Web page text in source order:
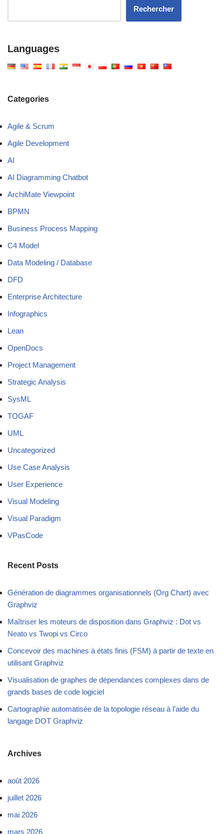
Rechercher
Languages
Categories
Agile & Scrum
Agile Development
AI
AI Diagramming Chatbot
ArchiMate Viewpoint
BPMN
Business Process Mapping
C4 Model
Data Modeling / Database
DFD
Enterprise Architecture
Infographics
Lean
OpenDocs
Project Management
Strategic Analysis
SysML
TOGAF
UML
Uncategorized
Use Case Analysis
User Experience
Visual Modeling
Visual Paradigm
VPasCode
Recent Posts
Génération de diagrammes organisationnels (Org Chart) avec
Graphviz
Maîtriser les moteurs de disposition dans Graphviz : Dot vs
Neato vs Twopi vs Circo
Concevoir des machines à états finis (FSM) à partir de texte en
utilisant Graphviz
Visualisation de graphes de dépendances complexes dans de
grands bases de code logiciel
Cartographie automatisée de la topologie réseau à l’aide du
langage DOT Graphviz
Archives
août 2026
juillet 2026
mai 2026
mars 2026